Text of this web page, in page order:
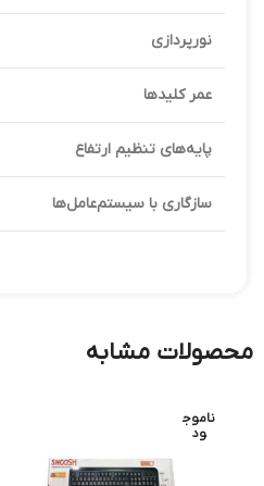
نورپردازی
عمر کلیدها
پایه‌های تنظیم ارتفاع
سازگاری با سیستم‌عامل‌ها
محصولات مشابه
ناموج
ود